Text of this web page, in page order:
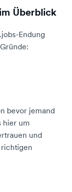
Überblick
Endung
bevor jemand
hier um
und